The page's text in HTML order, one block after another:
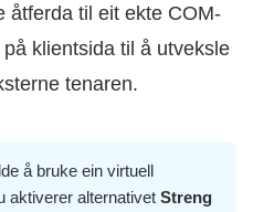
åtferda til eit ekte COM-
klientsida til å utveksle
tenaren.
å bruke ein virtuell
aktiverer alternativet Streng